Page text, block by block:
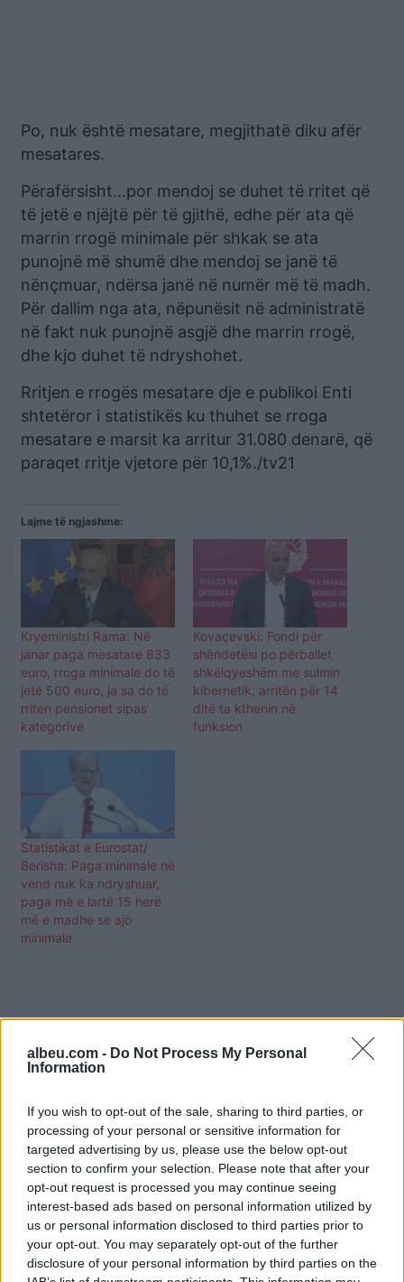
albeu.com - Do Not Process My Personal
Information
If you wish to opt-out of the sale, sharing to third parties, or
processing of your personal or sensitive information for
targeted advertising by us, please use the below opt-out
section to confirm your selection. Please note that after your
opt-out request is processed you may continue seeing
interest-based ads based on personal information utilized by
us or personal information disclosed to third parties prior to
your opt-out. You may separately opt-out of the further
disclosure of your personal information by third parties on the
Po, nuk është mesatare, megjithatë diku afër
mesatares.
Përafërsisht…por mendoj se duhet të rritet që
të jetë e njëjtë për të gjithë, edhe për ata që
marrin rrogë minimale për shkak se ata
punojnë më shumë dhe mendoj se janë të
nënçmuar, ndërsa janë në numër më të madh.
Për dallim nga ata, nëpunësit në administratë
në fakt nuk punojnë asgjë dhe marrin rrogë,
dhe kjo duhet të ndryshohet.
Rritjen e rrogës mesatare dje e publikoi Enti
shtetëror i statistikës ku thuhet se rroga
mesatare e marsit ka arritur 31.080 denarë, që
paraqet rritje vjetore për 10,1%./tv21
Lajme të ngjashme:
Kryeministri Rama: Në
janar paga mesatare 833
euro, rroga minimale do të
jetë 500 euro, ja sa do të
rriten pensionet sipas
kategorive
Kovaçevski: Fondi për
shëndetësi po përballet
shkëlqyeshëm me sulmin
kibernetik, arritën për 14
ditë ta kthenin në
funksion
Statistikat e Eurostat/
Berisha: Paga minimale në
vend nuk ka ndryshuar,
paga më e lartë 15 herë
më e madhe se ajo
minimale
Shtuarmë23.05.2022 07:58